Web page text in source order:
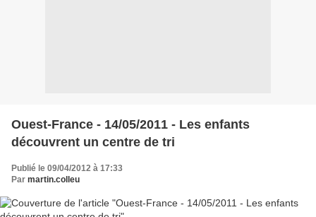
Ouest-France - 14/05/2011 - Les enfants
découvrent un centre de tri
Publié le 09/04/2012 à 17:33
Par martin.colleu